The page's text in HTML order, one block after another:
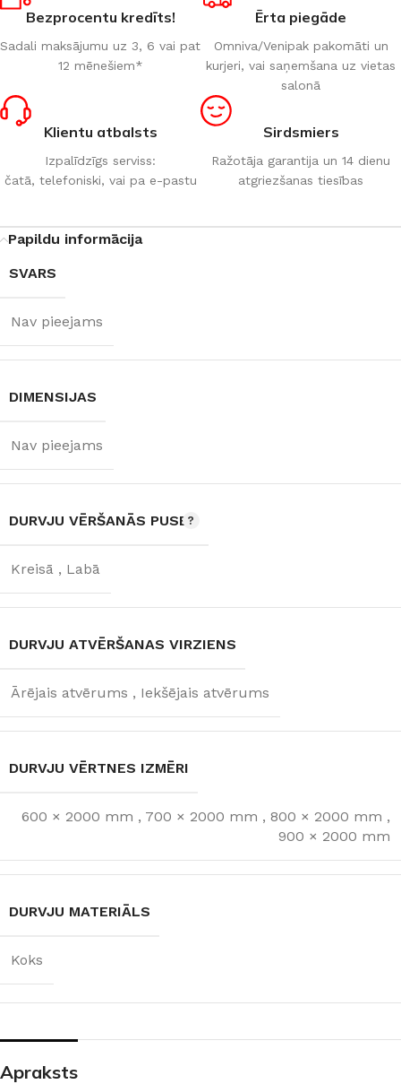
Bezprocentu kredīts!
Sadali maksājumu uz 3, 6 vai pat
12 mēnešiem*
Ērta piegāde
Omniva/Venipak pakomāti un
kurjeri, vai saņemšana uz vietas
salonā
Klientu atbalsts
Izpalīdzīgs serviss:
čatā, telefoniski, vai pa e-pastu
Sirdsmiers
Ražotāja garantija un 14 dienu
atgriezšanas tiesības
Papildu informācija
SVARS
Nav pieejams
DIMENSIJAS
Nav pieejams
DURVJU VĒRŠANĀS PUSE
Kreisā , Labā
DURVJU ATVĒRŠANAS VIRZIENS
Ārējais atvērums , Iekšējais atvērums
DURVJU VĒRTNES IZMĒRI
600 × 2000 mm , 700 × 2000 mm , 800 × 2000 mm ,
900 × 2000 mm
DURVJU MATERIĀLS
Koks
Apraksts